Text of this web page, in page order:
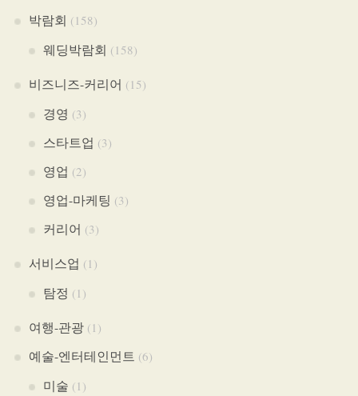
박람회 (158)
웨딩박람회 (158)
비즈니즈-커리어 (15)
경영 (3)
스타트업 (3)
영업 (2)
영업-마케팅 (3)
커리어 (3)
서비스업 (1)
탐정 (1)
여행-관광(1)
예술-엔터테인먼트 (6)
미술 (1)